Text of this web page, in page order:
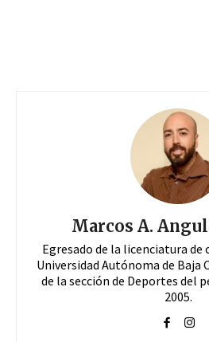
Marcos A.
Egresado de la licenciatura
Universidad Autónoma de
de la sección de Deportes del
2005.